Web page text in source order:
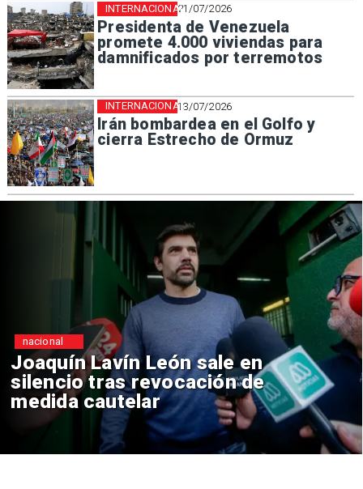
21/07/2026
Presidenta de Venezuela
promete 4.000 viviendas para
damnificados por terremotos
INTERNACIONAL
13/07/2026
Irán bombardea en el Golfo y
cierra Estrecho de Ormuz
INTERNACIONAL
sale en
de
Chile y
reinicio de
consulares
nacional